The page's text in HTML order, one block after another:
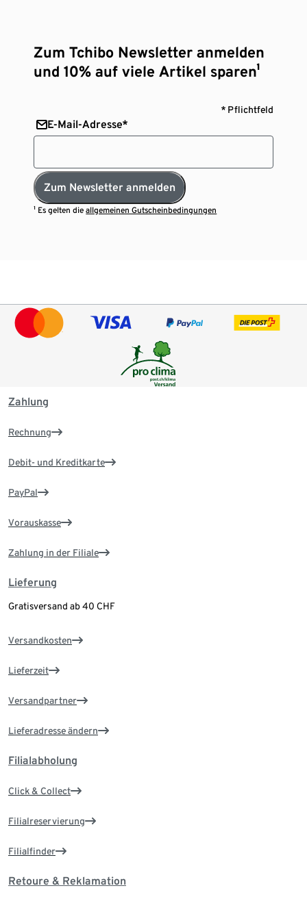
Mehr Infos zur Geschenkkarte finden Sie hier:
https://www.tchibo.ch/geschenkkarte
Zum Tchibo Newsletter anmelden
und 10% auf viele Artikel sparen¹
* Pflichtfeld
E-Mail-Adresse*
Zum Newsletter anmelden
¹ Es gelten dieallgemeinen Gutscheinbedingungen
Zahlung
Rechnung
Debit- und Kreditkarte
PayPal
Vorauskasse
Zahlung in der Filiale
Lieferung
Gratisversand ab 40 CHF
Versandkosten
Lieferzeit
Versandpartner
Lieferadresse ändern
Filialabholung
Click & Collect
Filialreservierung
Filialfinder
Retoure & Reklamation